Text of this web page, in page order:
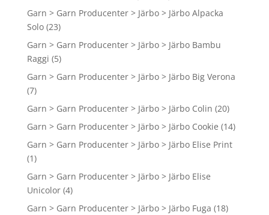
Garn > Garn Producenter > Järbo > Järbo Alpacka
Solo (23)
Garn > Garn Producenter > Järbo > Järbo Bambu
Raggi (5)
Garn > Garn Producenter > Järbo > Järbo Big Verona
(7)
Garn > Garn Producenter > Järbo > Järbo Colin (20)
Garn > Garn Producenter > Järbo > Järbo Cookie (14)
Garn > Garn Producenter > Järbo > Järbo Elise Print
(1)
Garn > Garn Producenter > Järbo > Järbo Elise
Unicolor (4)
Garn > Garn Producenter > Järbo > Järbo Fuga (18)